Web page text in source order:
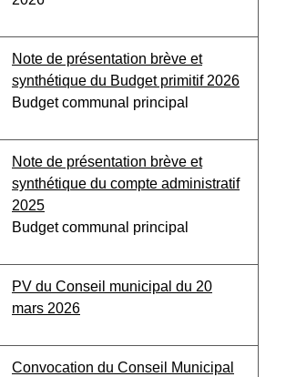
Note de présentation brève et
synthétique du Budget primitif 2026
Budget communal principal
Note de présentation brève et
synthétique du compte administratif
2025
Budget communal principal
PV du Conseil municipal du 20
mars 2026
Convocation du Conseil Municipal